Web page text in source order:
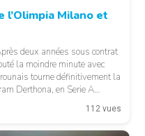
l’Olimpia Milano et
deux années sous contrat
la moindre minute avec
tourne définitivement la
Derthona, en Serie A
Arrivé à Milan en 2024
112 vues